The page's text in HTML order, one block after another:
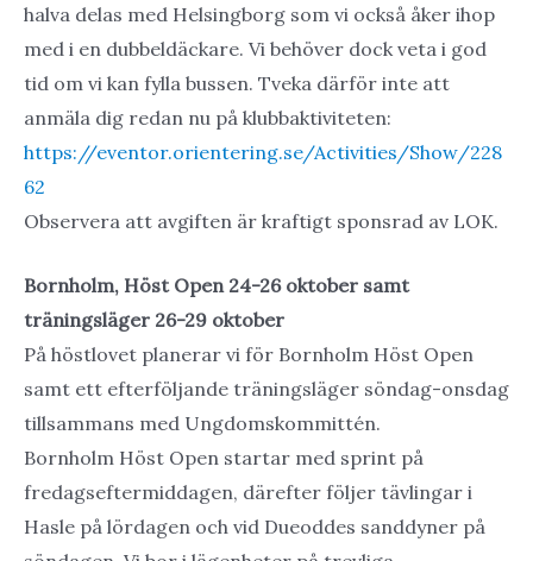
halva delas med Helsingborg som vi också åker ihop
med i en dubbeldäckare. Vi behöver dock veta i god
tid om vi kan fylla bussen. Tveka därför inte att
anmäla dig redan nu på klubbaktiviteten:
https://eventor.orientering.se/Activities/Show/228
62
Observera att avgiften är kraftigt sponsrad av LOK.
Bornholm, Höst Open 24-26 oktober samt
träningsläger 26-29 oktober
På höstlovet planerar vi för Bornholm Höst Open
samt ett efterföljande träningsläger söndag-onsdag
tillsammans med Ungdomskommittén.
Bornholm Höst Open startar med sprint på
fredagseftermiddagen, därefter följer tävlingar i
Hasle på lördagen och vid Dueoddes sanddyner på